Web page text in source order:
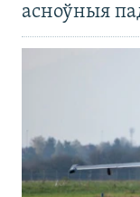
асноўныя